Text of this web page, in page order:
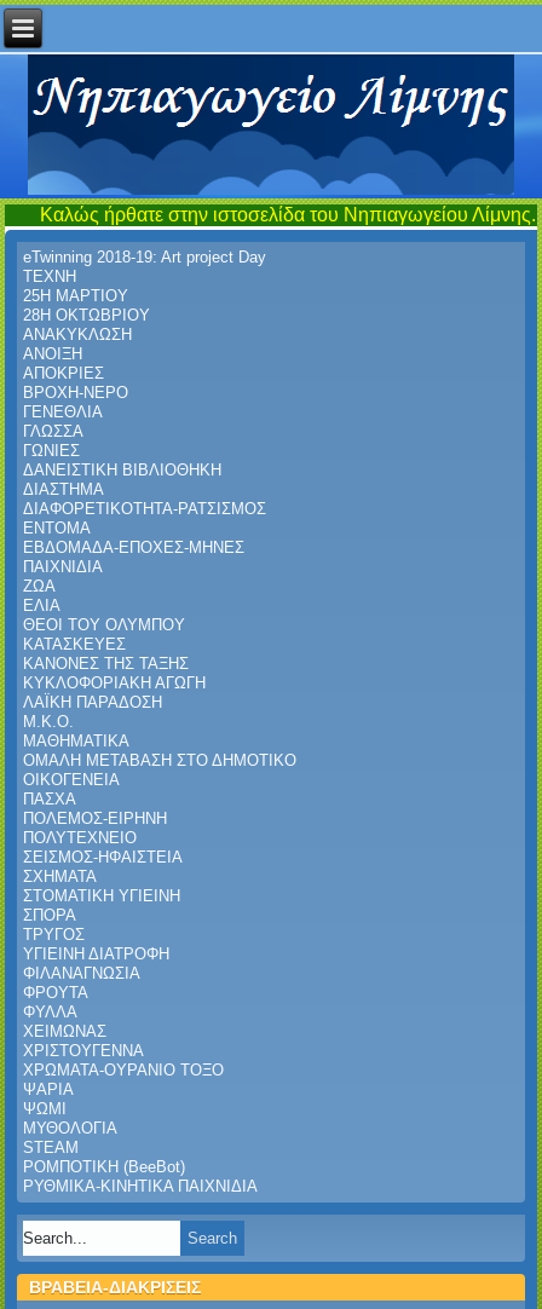
στην ιστοσελίδα του Νηπιαγωγείου Λίμνης...έναν
eTwinning 2018-19: Art project Day
ΤΕΧΝΗ
25Η ΜΑΡΤΙΟΥ
28Η ΟΚΤΩΒΡΙΟΥ
ΑΝΑΚΥΚΛΩΣΗ
ΑΝΟΙΞΗ
ΑΠΟΚΡΙΕΣ
ΒΡΟΧΗ-ΝΕΡΟ
ΓΕΝΕΘΛΙΑ
ΓΛΩΣΣΑ
ΓΩΝΙΕΣ
ΔΑΝΕΙΣΤΙΚΗ ΒΙΒΛΙΟΘΗΚΗ
ΔΙΑΣΤΗΜΑ
ΔΙΑΦΟΡΕΤΙΚΟΤΗΤΑ-ΡΑΤΣΙΣΜΟΣ
ΕΝΤΟΜΑ
ΕΒΔΟΜΑΔΑ-ΕΠΟΧΕΣ-ΜΗΝΕΣ
ΠΑΙΧΝΙΔΙΑ
ΖΩΑ
ΕΛΙΑ
ΘΕΟΙ ΤΟΥ ΟΛΥΜΠΟΥ
ΚΑΤΑΣΚΕΥΕΣ
ΚΑΝΟΝΕΣ ΤΗΣ ΤΑΞΗΣ
ΚΥΚΛΟΦΟΡΙΑΚΗ ΑΓΩΓΗ
ΛΑΪΚΗ ΠΑΡΑΔΟΣΗ
Μ.Κ.Ο.
ΜΑΘΗΜΑΤΙΚΑ
ΟΜΑΛΗ ΜΕΤΑΒΑΣΗ ΣΤΟ ΔΗΜΟΤΙΚΟ
ΟΙΚΟΓΕΝΕΙΑ
ΠΑΣΧΑ
ΠΟΛΕΜΟΣ-ΕΙΡΗΝΗ
ΠΟΛΥΤΕΧΝΕΙΟ
ΣΕΙΣΜΟΣ-ΗΦΑΙΣΤΕΙΑ
ΣΧΗΜΑΤΑ
ΣΤΟΜΑΤΙΚΗ ΥΓΙΕΙΝΗ
ΣΠΟΡΑ
ΤΡΥΓΟΣ
ΥΓΙΕΙΝΗ ΔΙΑΤΡΟΦΗ
ΦΙΛΑΝΑΓΝΩΣΙΑ
ΦΡΟΥΤΑ
ΦΥΛΛΑ
ΧΕΙΜΩΝΑΣ
ΧΡΙΣΤΟΥΓΕΝΝΑ
ΧΡΩΜΑΤΑ-ΟΥΡΑΝΙΟ ΤΟΞΟ
ΨΑΡΙΑ
ΨΩΜΙ
ΜΥΘΟΛΟΓΙΑ
STEAM
ΡΟΜΠΟΤΙΚΗ (BeeBot)
ΡΥΘΜΙΚΑ-ΚΙΝΗΤΙΚΑ ΠΑΙΧΝΙΔΙΑ
ΒΡΑΒΕΙΑ-ΔΙΑΚΡΙΣΕΙΣ